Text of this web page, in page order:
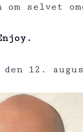
selvet
den 12.